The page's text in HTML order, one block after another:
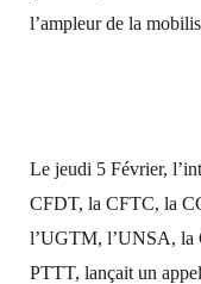
l’ampleur de la
Le jeudi 5 Février,
CFDT, la CFTC, la
l’UGTM, l’UNSA, la
PTTT, lançait un